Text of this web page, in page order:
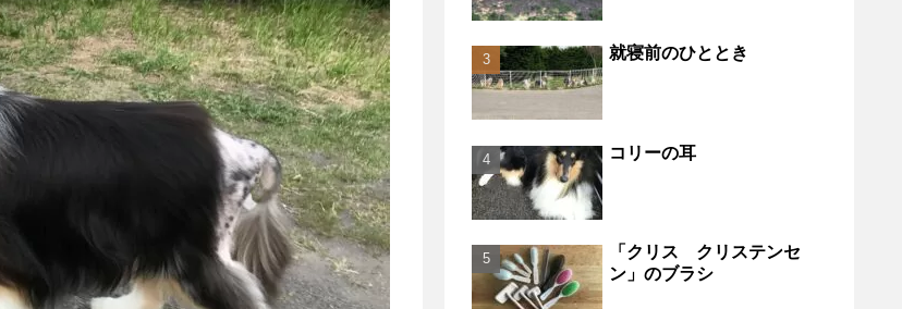
就寝前のひととき
コリーの耳
「クリス クリステンセ
ン」のブラシ